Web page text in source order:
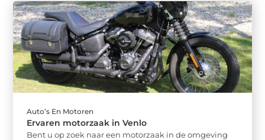
Auto’s En Motoren
Ervaren motorzaak in Venlo
Bent u op zoek naar een motorzaak in de omgeving